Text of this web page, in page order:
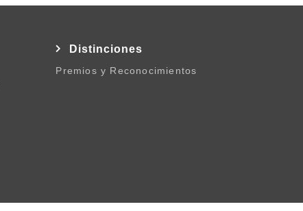
Distinciones
Premios y Reconocimientos